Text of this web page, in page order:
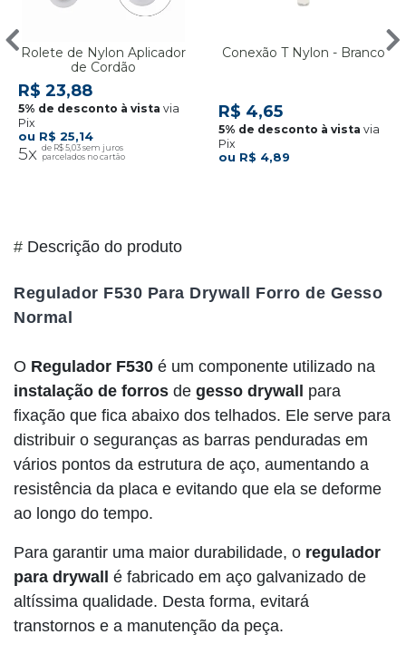
Rolete de Nylon Aplicador
de Cordão
R$ 25,14
5x R$ 5,03
R$ 23,88
via
Pix
Conexão T Nylon - Branco
R$ 4,89
R$ 4,65
via
Pix
# Descrição do produto
Regulador F530 Para Drywall Forro de Gesso
Normal
O Regulador F530 é um componente utilizado na
instalação de forros de gesso drywall para
fixação que fica abaixo dos telhados. Ele serve para
distribuir o seguranças as barras penduradas em
vários pontos da estrutura de aço, aumentando a
resistência da placa e evitando que ela se deforme
ao longo do tempo.
Para garantir uma maior durabilidade, o regulador
para drywall é fabricado em aço galvanizado de
altíssima qualidade. Desta forma, evitará
transtornos e a manutenção da peça.